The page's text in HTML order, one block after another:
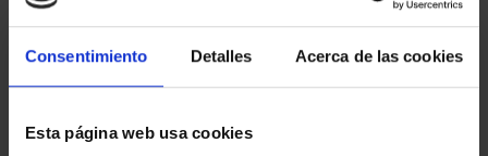
Consentimiento Detalles Acerca de las cookies
Esta página web usa cookies